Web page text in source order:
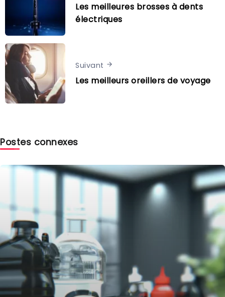
Les meilleures brosses à dents
électriques
Suivant
Les meilleurs oreillers de voyage
Postes connexes